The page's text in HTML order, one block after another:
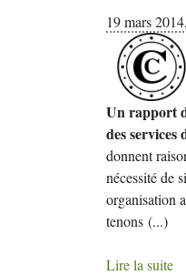
19 mars 2014,
Un rapport
des services
donnent
nécessité de
organisation
tenons (...)
Lire la suite